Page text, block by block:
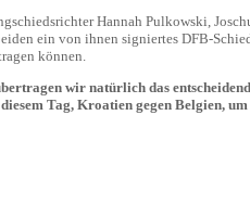
Hannah Pulkowski,
ein von ihnen signiertes DFB-
können.
wir natürlich das
Tag, Kroatien gegen Belgien,